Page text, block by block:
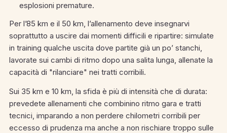
esplosioni premature.
Per l’85 km e il 50 km, l’allenamento deve insegnarvi
soprattutto a uscire dai momenti difficili e ripartire: simulate
in training qualche uscita dove partite già un po’ stanchi,
lavorate sui cambi di ritmo dopo una salita lunga, allenate la
capacità di "rilanciare" nei tratti corribili.
Sui 35 km e 10 km, la sfida è più di intensità che di durata:
prevedete allenamenti che combinino ritmo gara e tratti
tecnici, imparando a non perdere chilometri corribili per
eccesso di prudenza ma anche a non rischiare troppo sulle